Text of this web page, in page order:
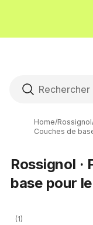
Home/Rossignol
Couches de
Rossignol ·
base pour
(1)